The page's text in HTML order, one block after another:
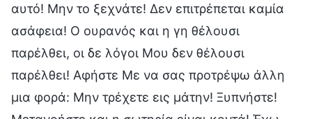
αυτό! Μην το ξεχνάτε! Δεν επιτρέπεται καμία
ασάφεια! Ο ουρανός και η γη θέλουσι
παρέλθει, οι δε λόγοι Μου δεν θέλουσι
παρέλθει! Αφήστε Με να σας προτρέψω άλλη
μια φορά: Μην τρέχετε εις μάτην! Ξυπνήστε!